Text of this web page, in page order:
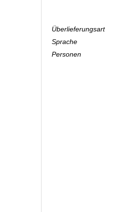
Überlieferungsart
Sprache
Personen